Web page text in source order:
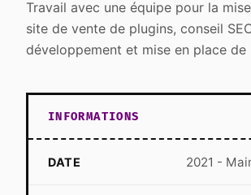
Travail avec une équipe pour la
site de vente de plugins, conseil
développement et mise en place de
INFORMATIONS
DATE 2021 -